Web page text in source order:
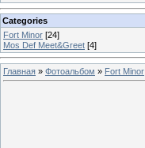
Categories
Fort Minor [24]
Mos Def Meet&Greet [4]
Главная » Фотоальбом » Fort Minor